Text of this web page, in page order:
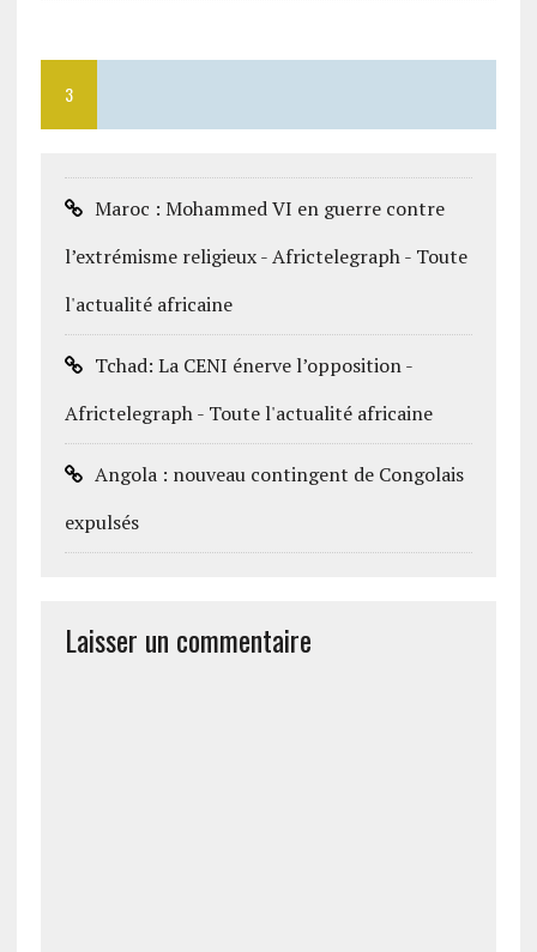
3
Maroc : Mohammed VI en guerre contre
l’extrémisme religieux - Africtelegraph - Toute
l'actualité africaine
Tchad: La CENI énerve l’opposition -
Africtelegraph - Toute l'actualité africaine
Angola : nouveau contingent de Congolais
expulsés
Laisser un commentaire